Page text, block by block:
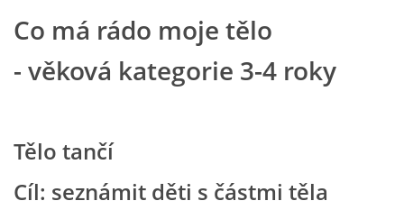
FOTOALBUM
DĚJINY VÝTVARNÉHO UMĚNÍ
NOVINKY ZE ŠKOLSTVÍ 2025
ROČNÍ PLÁN - INSPIRACE /DLE NOVÉHO RVP PV 2025
Co má rádo moje tělo
- věková kategorie 3-4 roky
Tělo tančí
Cíl: seznámit děti s částmi těla